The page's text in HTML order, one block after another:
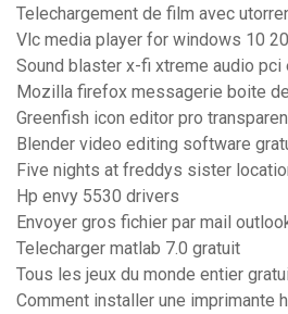
Telechargement de film avec
Vlc media player for windows 10
Sound blaster x-fi xtreme audio
Mozilla firefox messagerie boite
Greenfish icon editor pro
Blender video editing software
Five nights at freddys sister
Hp envy 5530 drivers
Envoyer gros fichier par mail
Telecharger matlab 7.0 gratuit
Tous les jeux du monde entier
Comment installer une imprimante